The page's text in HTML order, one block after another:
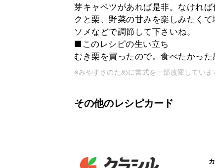
芽キャベツがあれば是非。なけれ
クと栗、野菜の甘みを楽しみたく
ソメなどで調節して下さいね。
■このレシピの生い立ち
むき栗を買ったので。食べたかった
※みやすさのために書式を一部改変していま
その他のレシピカード